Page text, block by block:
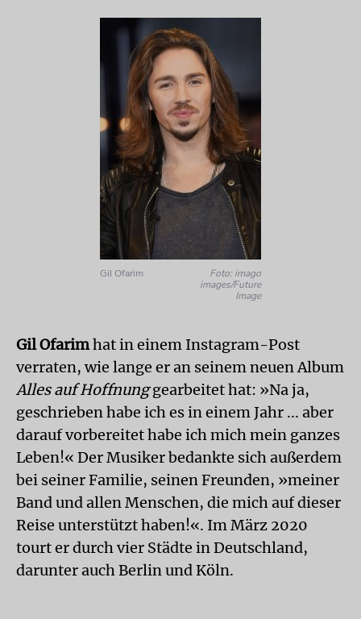
Gil Ofarim
Foto: imago
images/Future
Image
Gil Ofarimhat in einem Instagram-Post
verraten, wie lange er an seinem neuen Album
Alles auf Hoffnunggearbeitet hat: »Na ja,
geschrieben habe ich es in einem Jahr ... aber
darauf vorbereitet habe ich mich mein ganzes
Leben!« Der Musiker bedankte sich außerdem
bei seiner Familie, seinen Freunden, »meiner
Band und allen Menschen, die mich auf dieser
Reise unterstützt haben!«. Im März 2020
tourt er durch vier Städte in Deutschland,
darunter auch Berlin und Köln.